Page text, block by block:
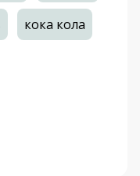
кока кола